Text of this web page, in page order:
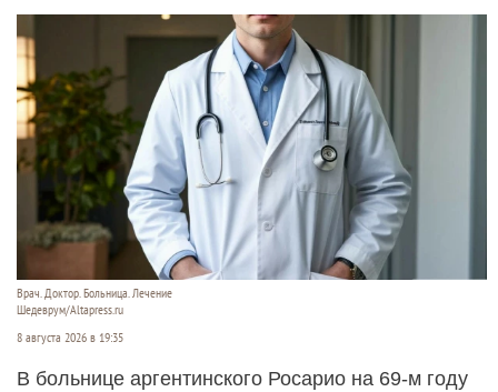
Врач. Доктор. Больница. Лечение
Шедеврум/Altapress.ru
8 августа 2026 в 19:35
В больнице аргентинского Росарио на 69-м году